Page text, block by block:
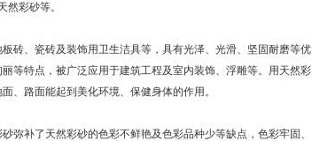
然彩砂等。
砖、瓷砖及装饰用卫生洁具等，具有光泽、光滑、坚固耐磨等优
等特点，被广泛应用于建筑工程及室内装饰、浮雕等。用天然彩
、路面能起到美化环境、保健身体的作用。
补了天然彩砂的色彩不鲜艳及色彩品种少等缺点，色彩牢固、